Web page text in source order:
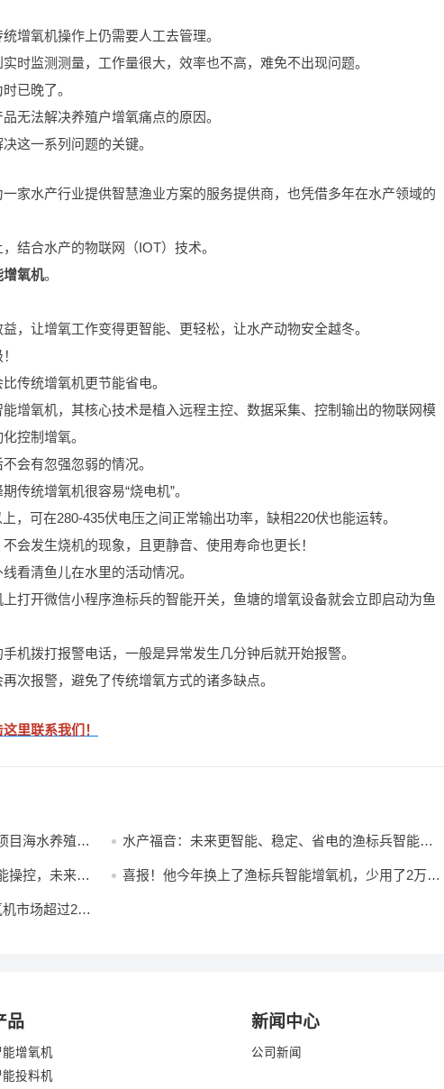
增氧机操作上仍需要人工去管理。
时监测测量，工作量很大，效率也不高，难免不出现问题。
已晚了。
无法解决养殖户增氧痛点的原因。
这一系列问题的关键。
家水产行业提供智慧渔业方案的服务提供商，也凭借多年在水产领域的
结合水产的物联网（IOT）技术。
增氧机。
，让增氧工作变得更智能、更轻松，让水产动物安全越冬。
传统增氧机更节能省电。
增氧机，其核心技术是植入远程主控、数据采集、控制输出的物联网模
控制增氧。
会有忽强忽弱的情况。
传统增氧机很容易“烧电机”。
，可在280-435伏电压之间正常输出功率，缺相220伏也能运转。
会发生烧机的现象，且更静音、使用寿命也更长！
看清鱼儿在水里的活动情况。
打开微信小程序渔标兵的智能开关，鱼塘的增氧设备就会立即启动为鱼
机拨打报警电话，一般是异常发生几分钟后就开始报警。
次报警，避免了传统增氧方式的诸多缺点。
里联系我们！
目海水养殖种
水产福音：未来更智能、稳定、省电的渔标兵智能增
操控，未来鱼
喜报！他今年换上了渔标兵智能增氧机，少用了2万多
市场超过250
品
能增氧机
能投料机
新闻中心
公司新闻